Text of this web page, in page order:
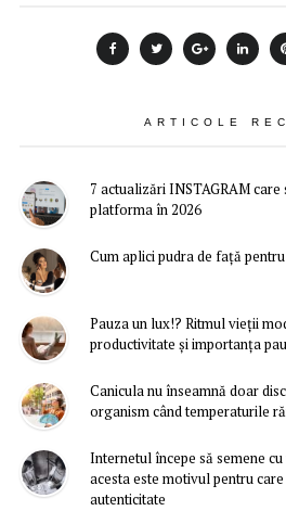
ARTICOLE
7 actualizări INSTAGRAM
platforma în 2026
Cum aplici pudra de față
Pauza un lux!? Ritmul vieții
productivitate și importanța
Canicula nu înseamnă doar
organism când temperaturile
Internetul începe să semene
acesta este motivul pentru
autenticitate